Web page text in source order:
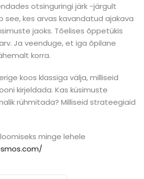
otsinguringi järk -järgult
see, kes arvas kavandatud ajakava
jaoks. Tõelises õppetükis
Ja veenduge, et iga õpilane
korra.
koos klassiga välja, milliseid
kirjeldada. Kas küsimuste
rühmitada? Milliseid strateegiaid
minge lehele